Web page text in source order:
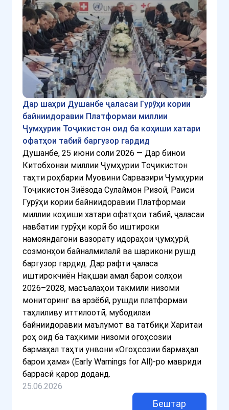
Дар шаҳри Душанбе ҷаласаи Гурӯҳи кории
байниидоравии Платформаи миллии
Ҷумҳурии Тоҷикистон оид ба коҳиши хатари
офатҳои табиӣ баргузор гардид
Душанбе, 25 июни соли 2026 — Дар бинои
Китобхонаи миллии Ҷумҳурии Тоҷикистон
таҳти роҳбарии Муовини Сарвазири Ҷумҳурии
Тоҷикистон Зиёзода Сулаймон Ризоӣ, Раиси
Гурӯҳи кории байниидоравии Платформаи
миллии коҳиши хатари офатҳои табиӣ, ҷаласаи
навбатии гурӯҳи корӣ бо иштироки
намояндагони вазорату идораҳои ҷумҳурӣ,
созмонҳои байналмилалӣ ва шарикони рушд
баргузор гардид. Дар рафти ҷаласа
иштирокчиён Нақшаи амал барои солҳои
2026–2028, масъалаҳои такмили низоми
мониторинг ва арзёбӣ, рушди платформаи
таҳлиливу иттилоотӣ, мубодилаи
байниидоравии маълумот ва татбиқи Харитаи
роҳ оид ба таҳкими низоми огоҳсозии
бармаҳал таҳти унвони «Огоҳсозии бармаҳал
барои ҳама» (Early Warnings for All)-ро мавриди
баррасӣ қарор доданд.
25.06.2026
Бештар